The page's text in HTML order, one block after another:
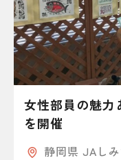
女性部員の魅力
を開催
静岡県 JAし